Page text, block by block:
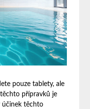
pouze tablety, ale
přípravků je
účinek těchto